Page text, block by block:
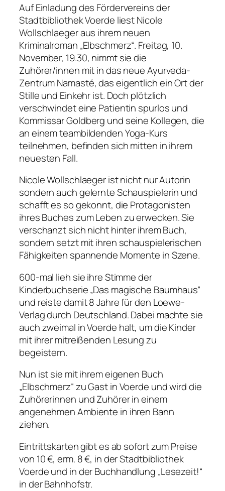
Auf Einladung des Fördervereins der
Stadtbibliothek Voerde liest Nicole
Wollschlaeger aus ihrem neuen
Kriminalroman „Elbschmerz“. Freitag, 10.
November, 19.30, nimmt sie die
Zuhörer/innen mit in das neue Ayurveda-
Zentrum Namasté, das eigentlich ein Ort der
Stille und Einkehr ist. Doch plötzlich
verschwindet eine Patientin spurlos und
Kommissar Goldberg und seine Kollegen, die
an einem teambildenden Yoga-Kurs
teilnehmen, befinden sich mitten in ihrem
neuesten Fall.
Nicole Wollschlaeger ist nicht nur Autorin
sondern auch gelernte Schauspielerin und
schafft es so gekonnt, die Protagonisten
ihres Buches zum Leben zu erwecken. Sie
verschanzt sich nicht hinter ihrem Buch,
sondern setzt mit ihren schauspielerischen
Fähigkeiten spannende Momente in Szene.
600-mal lieh sie ihre Stimme der
Kinderbuchserie „Das magische Baumhaus“
und reiste damit 8 Jahre für den Loewe-
Verlag durch Deutschland. Dabei machte sie
auch zweimal in Voerde halt, um die Kinder
mit ihrer mitreißenden Lesung zu
begeistern.
Nun ist sie mit ihrem eigenen Buch
„Elbschmerz“ zu Gast in Voerde und wird die
Zuhörerinnen und Zuhörer in einem
angenehmen Ambiente in ihren Bann
ziehen.
Eintrittskarten gibt es ab sofort zum Preise
von 10 €, erm. 8 €, in der Stadtbibliothek
Voerde und in der Buchhandlung „Lesezeit!“
in der Bahnhofstr.